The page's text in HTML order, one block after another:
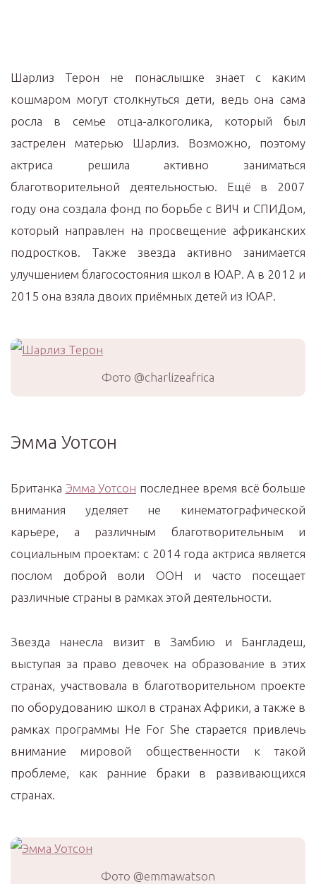
Шарлиз Терон не понаслышке знает с каким
кошмаром могут столкнуться дети, ведь она сама
росла в семье отца-алкоголика, который был
застрелен матерью Шарлиз. Возможно, поэтому
актриса решила активно заниматься
благотворительной деятельностью. Ещё в 2007
году она создала фонд по борьбе с ВИЧ и СПИДом,
который направлен на просвещение африканских
подростков. Также звезда активно занимается
улучшением благосостояния школ в ЮАР. А в 2012 и
2015 она взяла двоих приёмных детей из ЮАР.
Фото @charlizeafrica
Эмма Уотсон
Британка Эмма Уотсон последнее время всё больше
внимания уделяет не кинематографической
карьере, а различным благотворительным и
социальным проектам: с 2014 года актриса является
послом доброй воли ООН и часто посещает
различные страны в рамках этой деятельности.
Звезда нанесла визит в Замбию и Бангладеш,
выступая за право девочек на образование в этих
странах, участвовала в благотворительном проекте
по оборудованию школ в странах Африки, а также в
рамках программы He For She старается привлечь
внимание мировой общественности к такой
проблеме, как ранние браки в развивающихся
странах.
Фото @emmawatson